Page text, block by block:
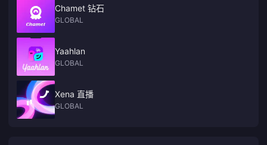
Chamet 钻石
GLOBAL
Yaahlan
GLOBAL
Xena 直播
GLOBAL